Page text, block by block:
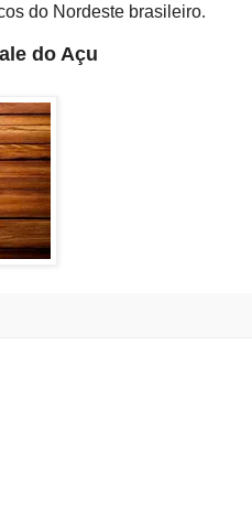
do Nordeste brasileiro.
do Açu